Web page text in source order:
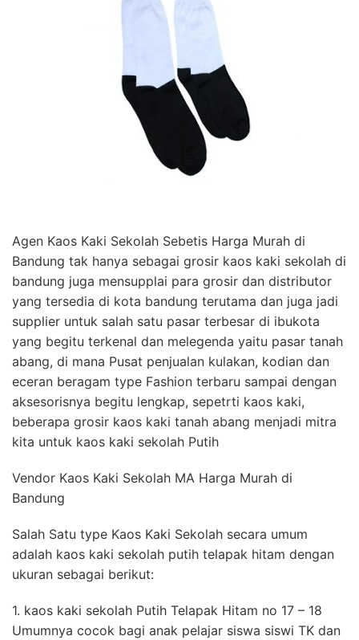
Agen Kaos Kaki Sekolah Sebetis Harga Murah di
Bandung tak hanya sebagai grosir kaos kaki sekolah di
bandung juga mensupplai para grosir dan distributor
yang tersedia di kota bandung terutama dan juga jadi
supplier untuk salah satu pasar terbesar di ibukota
yang begitu terkenal dan melegenda yaitu pasar tanah
abang, di mana Pusat penjualan kulakan, kodian dan
eceran beragam type Fashion terbaru sampai dengan
aksesorisnya begitu lengkap, sepetrti kaos kaki,
beberapa grosir kaos kaki tanah abang menjadi mitra
kita untuk kaos kaki sekolah Putih
Vendor Kaos Kaki Sekolah MA Harga Murah di
Bandung
Salah Satu type Kaos Kaki Sekolah secara umum
adalah kaos kaki sekolah putih telapak hitam dengan
ukuran sebagai berikut:
1. kaos kaki sekolah Putih Telapak Hitam no 17 – 18
Umumnya cocok bagi anak pelajar siswa siswi TK dan